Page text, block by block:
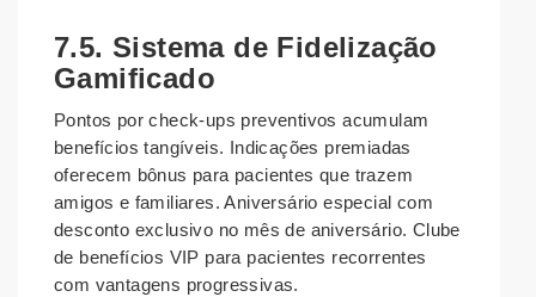
7.5. Sistema de Fidelização
Gamificado
Pontos por check-ups preventivos acumulam
benefícios tangíveis. Indicações premiadas
oferecem bônus para pacientes que trazem
amigos e familiares. Aniversário especial com
desconto exclusivo no mês de aniversário. Clube
de benefícios VIP para pacientes recorrentes
com vantagens progressivas.